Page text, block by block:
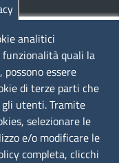
analitici
quali la
essere
di terze parti che
utenti. Tramite
selezionare le
e/o modificare le
completa, clicchi